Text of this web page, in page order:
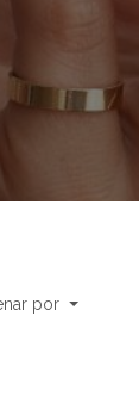
por